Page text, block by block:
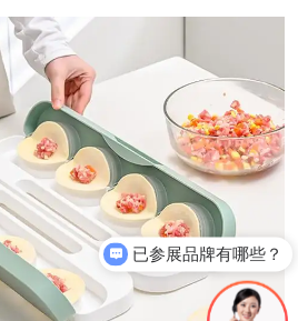
已参展品牌有哪些？
你们是怎么收费的呢？